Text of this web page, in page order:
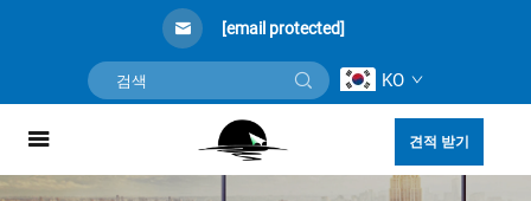
[email protected]
KO
견적 받기